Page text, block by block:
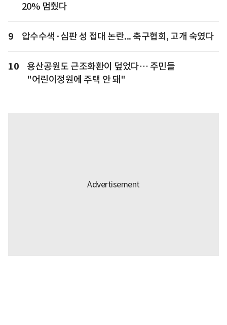
20% 멈췄다
9 압수수색·심판 성 접대 논란... 축구협회, 고개 숙였다
10
용산공원도 근조화환이 덮었다… 주민들
"어린이정원에 주택 안 돼"